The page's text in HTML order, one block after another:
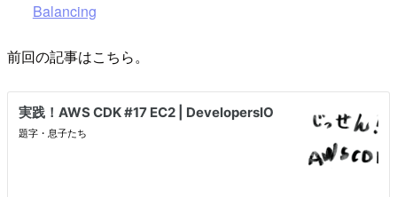
Balancing
前回の記事はこちら。